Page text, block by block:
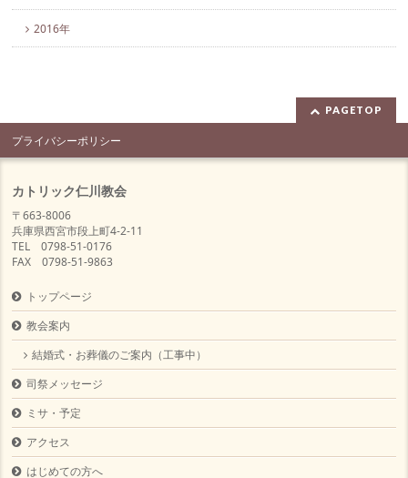
2016年
PAGETOP
プライバシーポリシー
カトリック仁川教会
〒663-8006
兵庫県西宮市段上町4-2-11
TEL 0798-51-0176
FAX 0798-51-9863
トップページ
教会案内
結婚式・お葬儀のご案内（工事中）
司祭メッセージ
ミサ・予定
アクセス
はじめての方へ